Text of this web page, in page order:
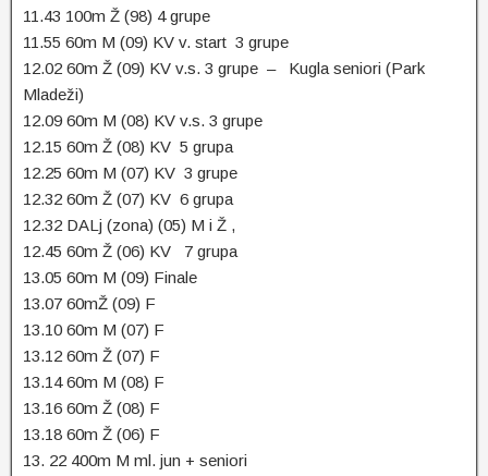
11.43 100m Ž (98) 4 grupe
11.55 60m M (09) KV v. start 3 grupe
12.02 60m Ž (09) KV v.s. 3 grupe – Kugla seniori (Park
Mladeži)
12.09 60m M (08) KV v.s. 3 grupe
12.15 60m Ž (08) KV 5 grupa
12.25 60m M (07) KV 3 grupe
12.32 60m Ž (07) KV 6 grupa
12.32 DALj (zona) (05) M i Ž ,
12.45 60m Ž (06) KV 7 grupa
13.05 60m M (09) Finale
13.07 60mŽ (09) F
13.10 60m M (07) F
13.12 60m Ž (07) F
13.14 60m M (08) F
13.16 60m Ž (08) F
13.18 60m Ž (06) F
13. 22 400m M ml. jun + seniori